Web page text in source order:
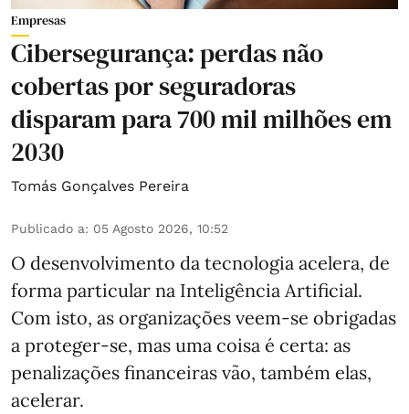
Empresas
Cibersegurança: perdas não
cobertas por seguradoras
disparam para 700 mil milhões em
2030
Tomás Gonçalves Pereira
Publicado a: 05 Agosto 2026, 10:52
O desenvolvimento da tecnologia acelera, de
forma particular na Inteligência Artificial.
Com isto, as organizações veem-se obrigadas
a proteger-se, mas uma coisa é certa: as
penalizações financeiras vão, também elas,
acelerar.